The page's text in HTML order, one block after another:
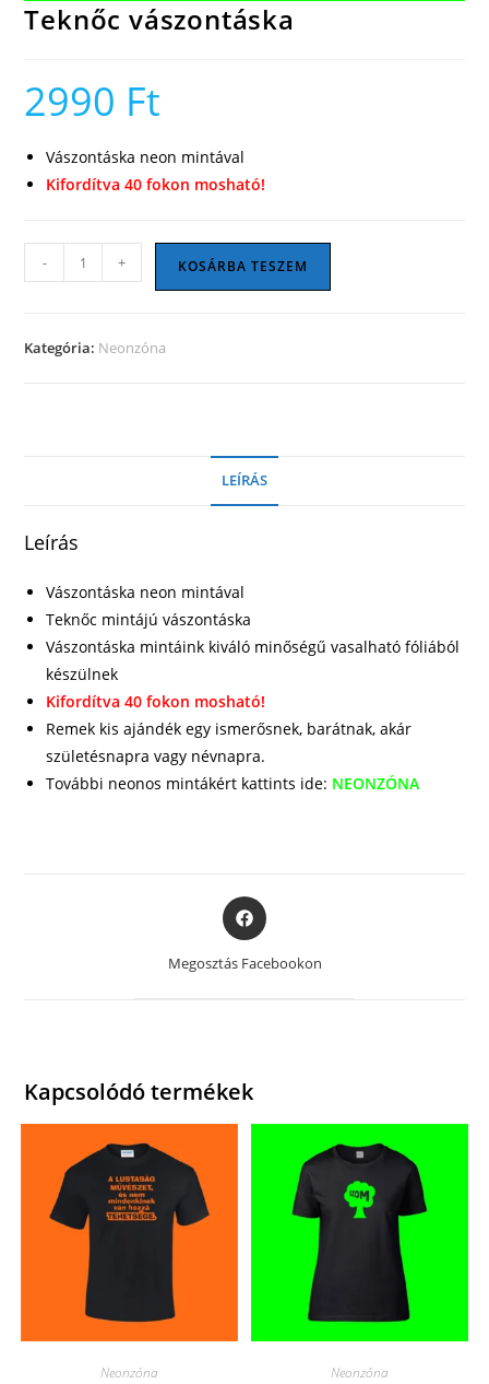
Teknőc vászontáska
2990 Ft
Vászontáska neon mintával
Kifordítva 40 fokon mosható!
vászontáska
- + KOSÁRBA TESZEM
Kategória: Neonzóna
LEÍRÁS
Leírás
Vászontáska neon mintával
Teknőc mintájú vászontáska
Vászontáska mintáink kiváló minőségű vasalható fóliából
készülnek
Kifordítva 40 fokon mosható!
Remek kis ajándék egy ismerősnek, barátnak, akár
születésnapra vagy névnapra.
További neonos mintákért kattints ide: NEONZÓNA
Opens
in
a
Megosztás Facebookon
Kapcsolódó termékek
Neonzóna Neonzóna